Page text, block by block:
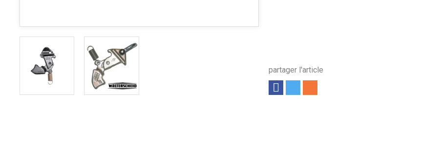
partager l'article